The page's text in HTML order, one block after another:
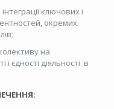
ключових і
окремих
на
і єдності діяльності в